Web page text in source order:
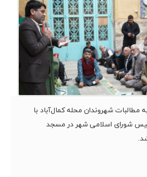
شهروندان محله کمال‌آباد با
شورای اسلامی شهر در مسجد